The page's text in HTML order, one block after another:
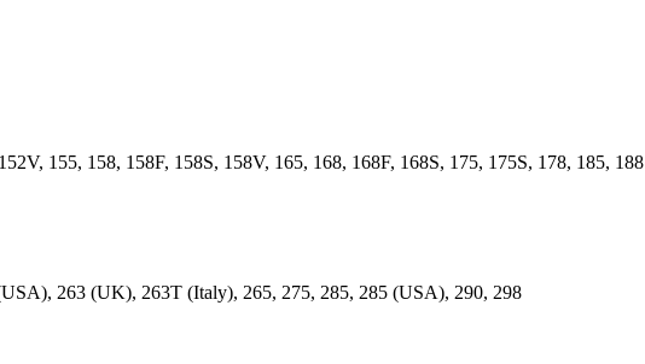
155, 158, 158F, 158S, 158V, 165, 168, 168F, 168S, 175, 175S, 178, 185, 188
263 (UK), 263T (Italy), 265, 275, 285, 285 (USA), 290, 298